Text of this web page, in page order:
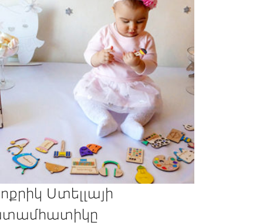
Ստելլայի